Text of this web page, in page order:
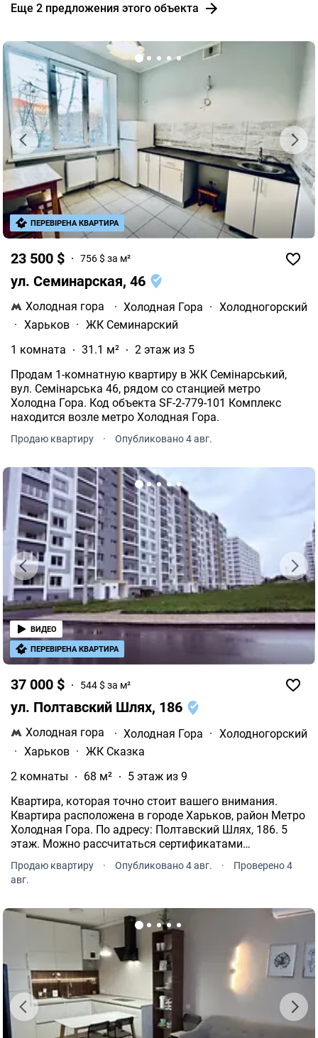
Еще 2 предложения этого объекта
23 500 $ 756 $ за м²
ул. Семинарская, 46
Холодная гора · Холодная Гора · Холодногорский
· Харьков · ЖК Семинарский
1 комната
31.1 м²
2 этаж из 5
Продам 1-комнатную квартиру в ЖК Семінарський,
вул. Семінарська 46, рядом со станцией метро
Холодна Гора. Код объекта SF-2-779-101 Комплекс
находится возле метро Холодная Гора.
Продаю квартиру · Опубликовано 4 авг.
ПЕРЕВІРЕНА КВАРТИРА
37 000 $ 544 $ за м²
ул. Полтавский Шлях, 186
Холодная гора · Холодная Гора · Холодногорский
· Харьков · ЖК Сказка
2 комнаты
68 м²
5 этаж из 9
Квартира, которая точно стоит вашего внимания.
Квартира расположена в городе Харьков, район Метро
Холодная Гора. По адресу: Полтавский Шлях, 186. 5
этаж. Можно рассчитаться сертификатами
путем переуступки.
Продаю квартиру · Опубликовано 4 авг. ·
Проверено 4
авг.
ВИДЕО
ПЕРЕВІРЕНА КВАРТИРА